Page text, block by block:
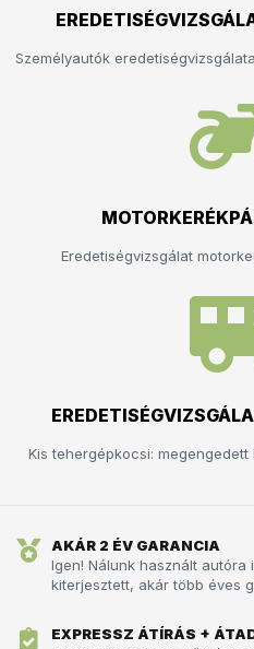
Személyautók
Eredetiségvizsgálat
Kis tehergépkocsi:
AKÁR 2 ÉV GARANCIA
Igen! Nálunk használt
kiterjesztett, akár több éves
EXPRESSZ ÁTÍRÁS +